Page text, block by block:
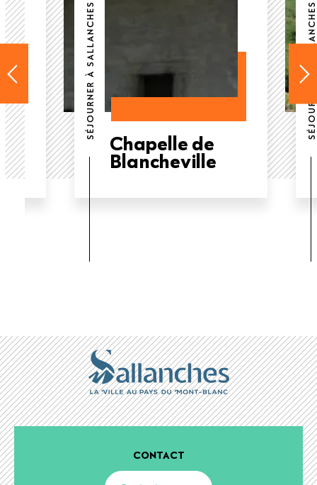
SÉJOURNER À SALLANCHES
Chapelle de
Blancheville
SÉJOURNER À SALLANCHES
CONTACT